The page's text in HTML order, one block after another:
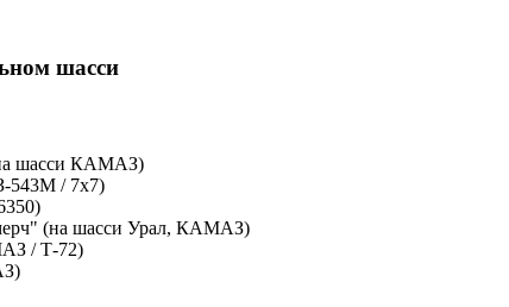
шасси
шасси КАМАЗ)
543М / 7x7)
(на шасси Урал, КАМАЗ)
/ Т-72)